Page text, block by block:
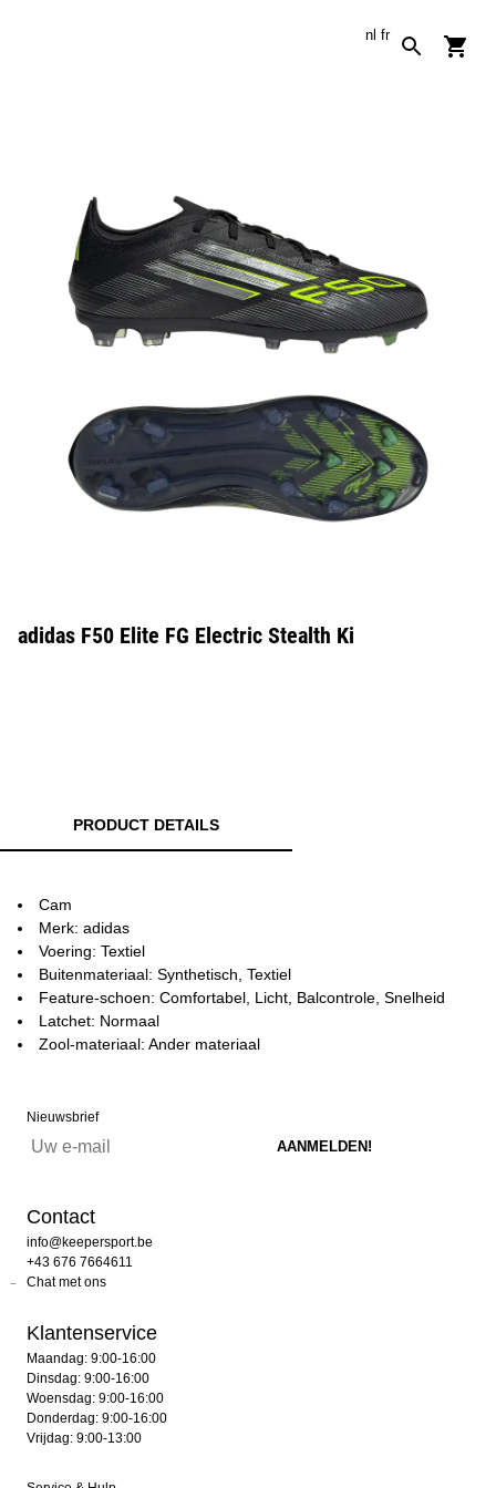
nl fr
adidas F50 Elite FG Electric Stealth Ki
PRODUCT DETAILS
Cam
Merk: adidas
Voering: Textiel
Buitenmateriaal: Synthetisch, Textiel
Feature-schoen: Comfortabel, Licht, Balcontrole, Snelheid
Latchet: Normaal
Zool-materiaal: Ander materiaal
Nieuwsbrief
Contact
info@keepersport.be
+43 676 7664611
Chat met ons
Klantenservice
Maandag: 9:00-16:00
Dinsdag: 9:00-16:00
Woensdag: 9:00-16:00
Donderdag: 9:00-16:00
Vrijdag: 9:00-13:00